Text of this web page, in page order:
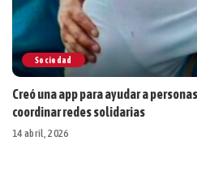
Sociedad
Creó una app para ayudar a
coordinar redes solidarias
14 abril, 2026